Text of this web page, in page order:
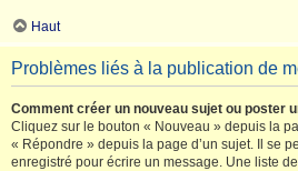
Haut
Problèmes liés à la publication de
Comment créer un nouveau sujet ou poster
Cliquez sur le bouton « Nouveau » depuis la
« Répondre » depuis la page d’un sujet. Il se
enregistré pour écrire un message. Une liste